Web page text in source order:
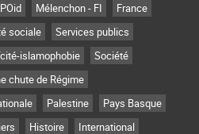
Mélenchon - FI
France
sociale
Services publics
islamophobie
Société
chute de Régime
Palestine
Pays Basque
Histoire International